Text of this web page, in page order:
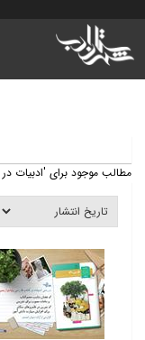
مطالب موجود برای 'ادبیات